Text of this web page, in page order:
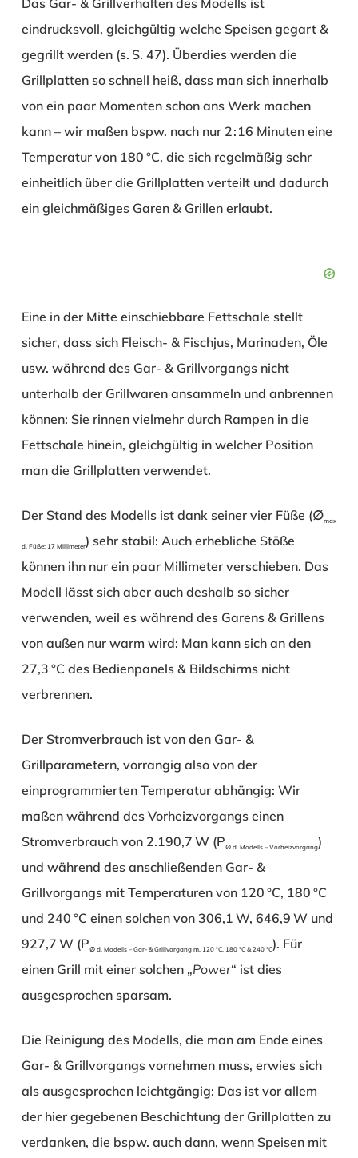
eindrucksvoll, gleichgültig welche Speisen gegart &
gegrillt werden (s. S. 47). Überdies werden die
Grillplatten so schnell heiß, dass man sich innerhalb
von ein paar Momenten schon ans Werk machen
kann – wir maßen bspw. nach nur 2 : 16 Minuten eine
Temperatur von 180 °C, die sich regelmäßig sehr
einheitlich über die Grillplatten verteilt und dadurch
ein gleichmäßiges Garen & Grillen erlaubt.
Eine in der Mitte einschiebbare Fettschale stellt
sicher, dass sich Fleisch- & Fischjus, Marinaden, Öle
usw. während des Gar- & Grillvorgangs nicht
unterhalb der Grillwaren ansammeln und anbrennen
können: Sie rinnen vielmehr durch Rampen in die
Fettschale hinein, gleichgültig in welcher Position
man die Grillplatten verwendet.
Der Stand des Modells ist dank seiner vier Füße (∅max
d. Füße: 17 Millimeter) sehr stabil: Auch erhebliche Stöße
können ihn nur ein paar Millimeter verschieben. Das
Modell lässt sich aber auch deshalb so sicher
verwenden, weil es während des Garens & Grillens
von außen nur warm wird: Man kann sich an den
27,3 °C des Bedienpanels & Bildschirms nicht
verbrennen.
Der Stromverbrauch ist von den Gar- &
Grillparametern, vorrangig also von der
einprogrammierten Temperatur abhängig: Wir
maßen während des Vorheizvorgangs einen
Stromverbrauch von 2.190,7 W (P∅ d. Modells – Vorheizvorgang)
und während des anschließenden Gar- &
Grillvorgangs mit Temperaturen von 120 °C, 180 °C
und 240 °C einen solchen von 306,1 W, 646,9 W und
927,7 W (P∅ d. Modells – Gar- & Grillvorgang m. 120 °C, 180 °C & 240 °C). Für
einen Grill mit einer solchen „Power“ ist dies
ausgesprochen sparsam.
Die Reinigung des Modells, die man am Ende eines
Gar- & Grillvorgangs vornehmen muss, erwies sich
als ausgesprochen leichtgängig: Das ist vor allem
der hier gegebenen Beschichtung der Grillplatten zu
verdanken, die bspw. auch dann, wenn Speisen mit